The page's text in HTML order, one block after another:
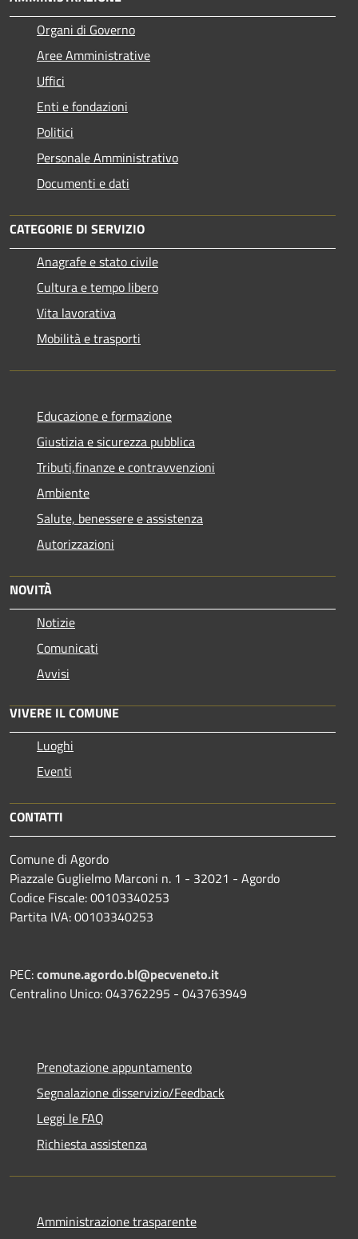
Organi di Governo
Aree Amministrative
Uffici
Enti e fondazioni
Politici
Personale Amministrativo
Documenti e dati
CATEGORIE DI SERVIZIO
Anagrafe e stato civile
Cultura e tempo libero
Vita lavorativa
Mobilità e trasporti
Educazione e formazione
Giustizia e sicurezza pubblica
Tributi,finanze e contravvenzioni
Ambiente
Salute, benessere e assistenza
Autorizzazioni
NOVITÀ
Notizie
Comunicati
Avvisi
VIVERE IL COMUNE
Luoghi
Eventi
CONTATTI
Comune di Agordo
Piazzale Guglielmo Marconi n. 1 - 32021 - Agordo
Codice Fiscale: 00103340253
Partita IVA: 00103340253
PEC:comune.agordo.bl@pecveneto.it
Centralino Unico: 043762295 - 043763949
Prenotazione appuntamento
Segnalazione disservizio/Feedback
Leggi le FAQ
Richiesta assistenza
Amministrazione trasparente